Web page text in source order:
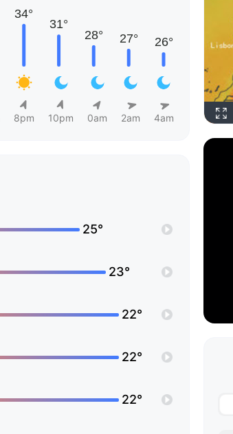
8pm 10pm 0am 2am 4am
25°
23°
22°
22°
22°